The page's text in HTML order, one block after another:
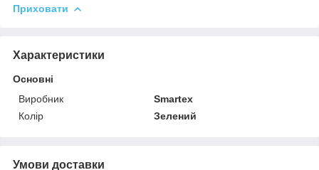
Приховати
Характеристики
Основні
Виробник
Smartex
Колір
Зелений
Умови доставки